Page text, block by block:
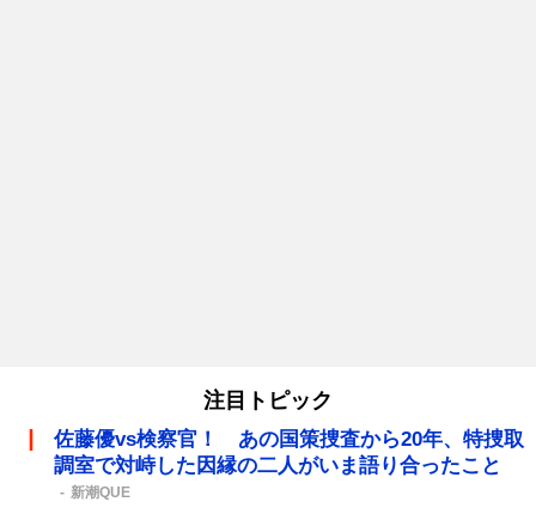
注目トピック
佐藤優vs検察官！ あの国策捜査から20年、特捜取
調室で対峙した因縁の二人がいま語り合ったこと
新潮QUE